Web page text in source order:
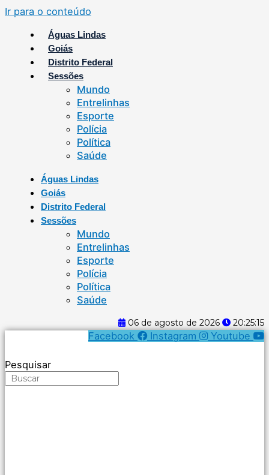
Ir para o conteúdo
Águas Lindas
Goiás
Distrito Federal
Sessões
Mundo
Entrelinhas
Esporte
Polícia
Política
Saúde
Águas Lindas
Goiás
Distrito Federal
Sessões
Mundo
Entrelinhas
Esporte
Polícia
Política
Saúde
06 de agosto de 2026 20:25:15
Facebook Instagram Youtube
Pesquisar